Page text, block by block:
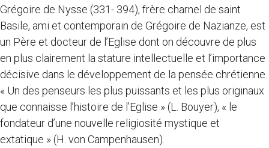
Grégoire de Nysse (331- 394), frère charnel de saint
Basile, ami et contemporain de Grégoire de Nazianze, est
un Père et docteur de l’Eglise dont on découvre de plus
en plus clairement la stature intellectuelle et l’importance
décisive dans le développement de la pensée chrétienne.
« Un des penseurs les plus puissants et les plus originaux
que connaisse l’histoire de l’Eglise » (L. Bouyer), « le
fondateur d’une nouvelle religiosité mystique et
extatique » (H. von Campenhausen).